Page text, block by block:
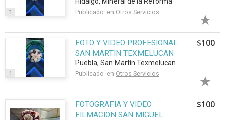
1
FOTO Y VIDEO
Publicado en Otros Servicios
1
FOTO Y VIDEO PROFESIONAL
SAN MARTIN TEXMELUCAN
FOTO Y VIDEO
Puebla, San Martín Texmelucan
Publicado en Otros Servicios
$100
FOTOGRAFIA Y VIDEO
FILMACION SAN MIGUEL
$100